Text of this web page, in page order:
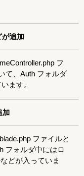
追加
フ
て、Auth フォルダ
ます。
加
ファイルと
フォルダ中にはロ
どが入っていま